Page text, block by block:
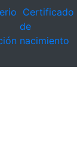
Certificado
de
nacimiento